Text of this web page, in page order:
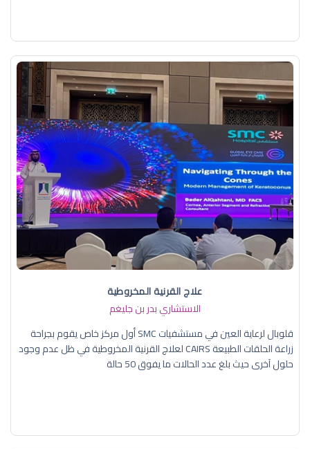
علاج القرنية المخروطية
الاستشاري بدر بن جليغم
قلوبال لرعاية العين في مستشفيات SMC أول مركز خاص يقوم بجراحة
زراعة الحلقات الطبيعة CAIRS لعلاج القرنية المخروطية في ظل عدم وجود
حلول آخرى حيث بلغ عدد الحالات ما يفوق 50 حالة